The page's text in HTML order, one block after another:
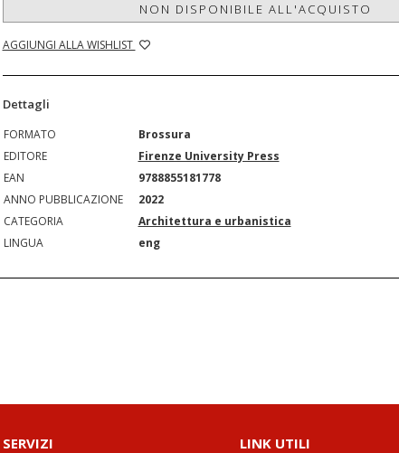
NON DISPONIBILE ALL'ACQUISTO
AGGIUNGI ALLA WISHLIST
Dettagli
FORMATO
Brossura
EDITORE
Firenze University Press
EAN
9788855181778
ANNO PUBBLICAZIONE
2022
CATEGORIA
Architettura e urbanistica
LINGUA
eng
SERVIZI LINK UTILI